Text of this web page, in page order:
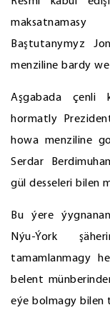
Baştutanymyz
menziline bardy
Aşgabada çenli
hormatly
howa menziline
Serdar
gül desseleri bilen
Bu ýere
Nýu-Ýork
tamamlanmagy
belent
eýe bolmagy bilen